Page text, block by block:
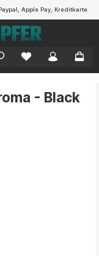
Apple Pay, Kreditkarte
- Black